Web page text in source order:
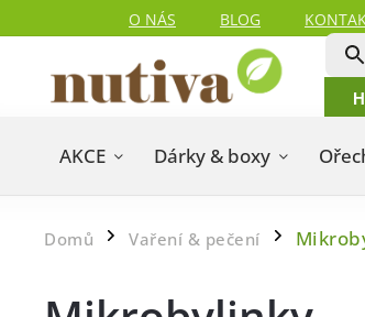
O NÁS BLOG
AKCE Dárky & boxy
Domů / Vaření & pečení /